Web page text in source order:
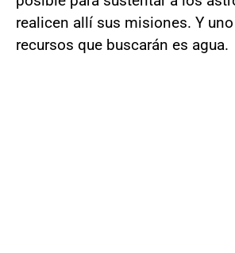
realicen allí sus misiones. Y
recursos que buscarán es agua.